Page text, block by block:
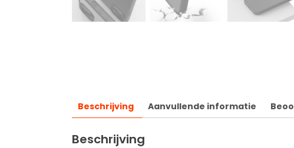
Beschrijving Aanvullende informatie
Beschrijving